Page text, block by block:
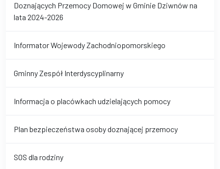
Doznających Przemocy Domowej w Gminie Dziwnów na
lata 2024-2026
Informator Wojewody Zachodniopomorskiego
Gminny Zespół Interdyscyplinarny
Informacja o placówkach udzielających pomocy
Plan bezpieczeństwa osoby doznającej przemocy
SOS dla rodziny